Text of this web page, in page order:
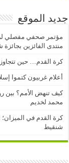
جديد الموقع
مؤتمر صحفي مفصلي
منتدى الفائزين بجائزة
كرة القدم… حين
أعلام غربيون كتموا
كيف تنهض الأمم؟ بين
محمد لخديم
كرة القدم في الميزان؛
شنقيط